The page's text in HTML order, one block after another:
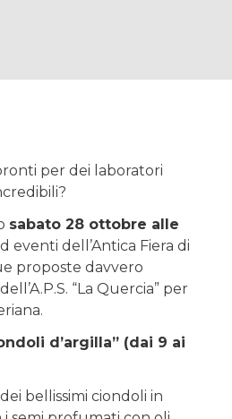
per dei laboratori
sabato 28 ottobre alle
eventi dell’Antica Fiera di
proposte davvero
“La Quercia” per
d’argilla” (dai 9 ai
bellissimi ciondoli in